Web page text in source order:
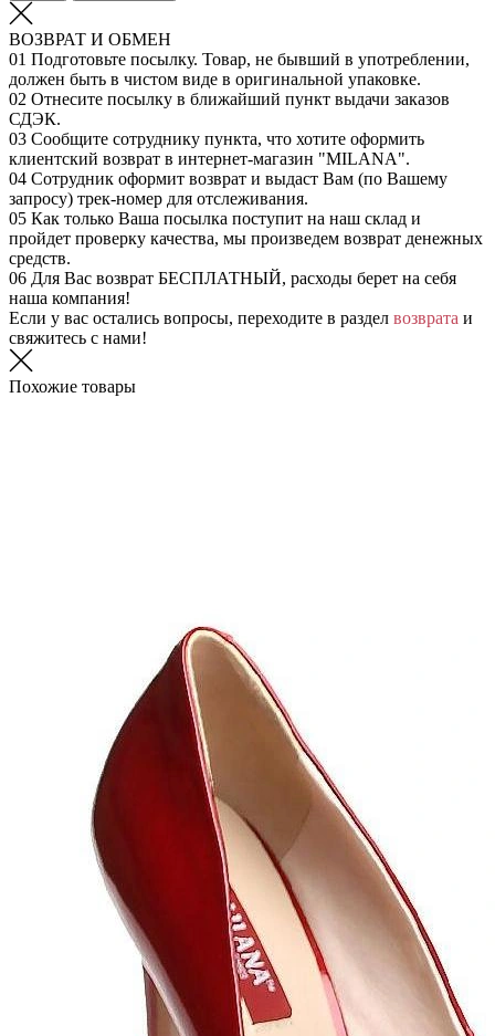
ВОЗВРАТ И ОБМЕН
01 Подготовьте посылку. Товар, не бывший в употреблении,
должен быть в чистом виде в оригинальной упаковке.
02 Отнесите посылку в ближайший пункт выдачи заказов
СДЭК.
03 Сообщите сотруднику пункта, что хотите оформить
клиентский возврат в интернет-магазин "MILANA".
04 Сотрудник оформит возврат и выдаст Вам (по Вашему
запросу) трек-номер для отслеживания.
05 Как только Ваша посылка поступит на наш склад и
пройдет проверку качества, мы произведем возврат денежных
средств.
06 Для Вас возврат БЕСПЛАТНЫЙ, расходы берет на себя
наша компания!
Если у вас остались вопросы, переходите в раздел возврата и
свяжитесь с нами!
Похожие товары